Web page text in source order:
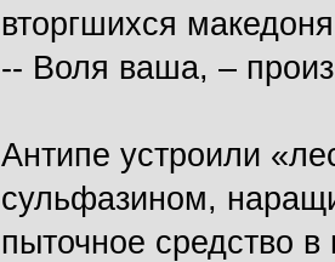
вторгшихся
-- Воля ваша, –
Антипе устроили
сульфазином,
пыточное средство